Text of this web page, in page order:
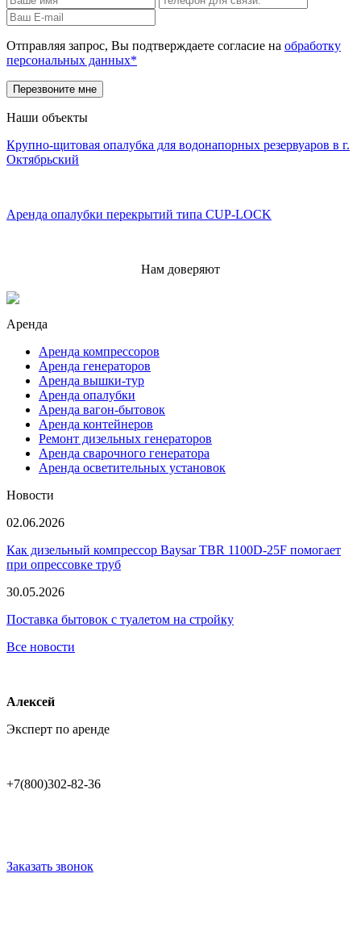
Отправляя запрос, Вы подтверждаете согласие на обработку
персональных данных*
Наши объекты
Крупно-щитовая опалубка для водонапорных резервуаров в г.
Октябрьский
Аренда опалубки перекрытий типа CUP-LOCK
Нам доверяют
Аренда
Аренда компрессоров
Аренда генераторов
Аренда вышки-тур
Аренда опалубки
Аренда вагон-бытовок
Аренда контейнеров
Ремонт дизельных генераторов
Аренда сварочного генератора
Аренда осветительных установок
Новости
02.06.2026
Как дизельный компрессор Baysar TBR 1100D-25F помогает
при опрессовке труб
30.05.2026
Поставка бытовок с туалетом на стройку
Все новости
Алексей
Эксперт по аренде
+7(800)302-82-36
Заказать звонок